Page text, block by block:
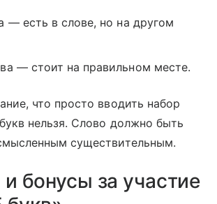
— есть в слове, но на другом
— стоит на правильном месте.
что просто вводить набор
нельзя. Слово должно быть
существительным.
бонусы за участие